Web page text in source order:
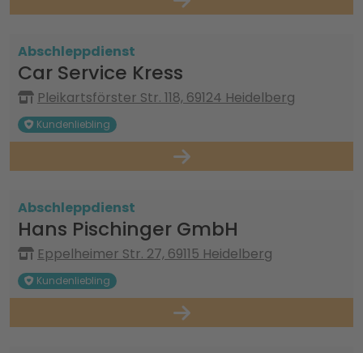
Abschleppdienst
Car Service Kress
Pleikartsförster Str. 118, 69124 Heidelberg
Kundenliebling
Abschleppdienst
Hans Pischinger GmbH
Eppelheimer Str. 27, 69115 Heidelberg
Kundenliebling